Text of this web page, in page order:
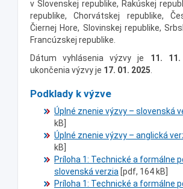
v Slovenskej republike, Rakúskej
republike, Chorvátskej republike,
Čiernej Hore, Slovinskej republike,
Francúzskej republike.
Dátum vyhlásenia výzvy je
11.
ukončenia výzvy je 17. 01. 2025
Podklady k výzve
Úplné znenie výzvy – slovenská
kB]
Úplné znenie výzvy – anglická
kB]
Príloha 1: Technické a formálne
slovenská verzia [pdf, 164 kB]
Príloha 1: Technické a formálne